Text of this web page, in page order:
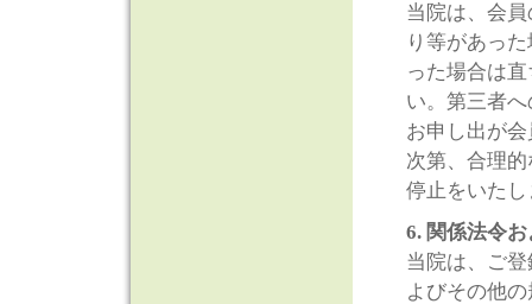
当院は、会
り等があっ
った場合は
い。第三者
お申し出が
次第、合理
停止をいた
6. 関係法令
当院は、ご
よびその他